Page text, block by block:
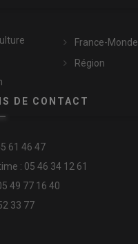
France-Monde
Région
DE CONTACT
61 46 47
: 05 46 34 12 61
49 77 16 40
33 77